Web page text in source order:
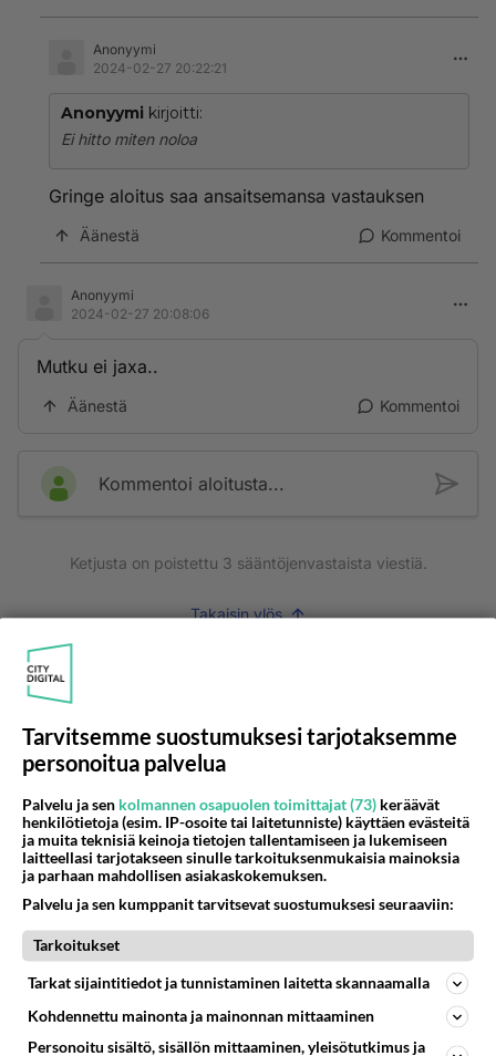
Anonyymi
2024-02-27 20:22:21
Anonyymi kirjoitti:
Ei hitto miten noloa
Gringe aloitus saa ansaitsemansa vastauksen
Äänestä Kommentoi
Anonyymi
2024-02-27 20:08:06
Mutku ei jaxa..
Äänestä Kommentoi
Kommentoi aloitusta...
Ketjusta on poistettu 3 sääntöjenvastaista viestiä.
Takaisin ylös
LUETUIMMAT KESKUSTELUT
kenen näköinen
07.08.2026 16:24
Ikävä
Muistatko Mikkelin panttivankidraaman?
Maailman menoa
Iäkäs vanhus humalassa niin huonossa kunnossa, ettei pystynyt huolehtimaan itsestään niin ainoa apu sillä hetkellä oli
07.08.2026 12:07
Jämsä
835
62
760
Tarvitsemme suostumuksesi tarjotaksemme
personoitua palvelua
Palvelu ja sen kolmannen osapuolen toimittajat (73) keräävät
henkilötietoja (esim. IP-osoite tai laitetunniste) käyttäen evästeitä
ja muita teknisiä keinoja tietojen tallentamiseen ja lukemiseen
laitteellasi tarjotakseen sinulle tarkoituksenmukaisia mainoksia
ja parhaan mahdollisen asiakaskokemuksen.
Palvelu ja sen kumppanit tarvitsevat suostumuksesi seuraaviin:
Tarkoitukset
Tarkat sijaintitiedot ja tunnistaminen laitetta skannaamalla
Kohdennettu mainonta ja mainonnan mittaaminen
Personoitu sisältö, sisällön mittaaminen, yleisötutkimus ja